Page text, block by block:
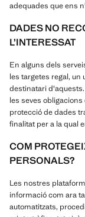
adequades que ens
DADES NO
L’INTERESSAT
En alguns dels
les targetes regal,
destinatari
les seves
protecció de dades
finalitat per a la qual
COM
PERSONALS?
Les nostres
informació com ara
automatitzats,